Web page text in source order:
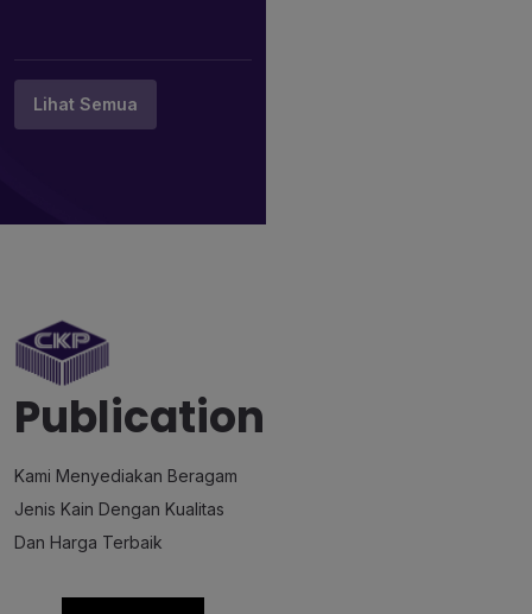
Lihat Semua
Publication
Kami Menyediakan Beragam
Jenis Kain Dengan Kualitas
Dan Harga Terbaik